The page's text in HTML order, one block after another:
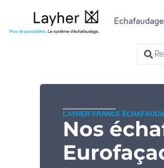
LAYHER FRANCE
Nos